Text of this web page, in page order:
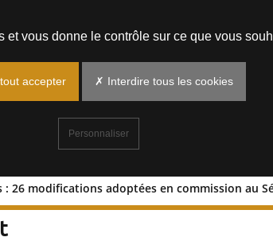
26 modifications adoptées en commission au
logements : 26
et vous donne le contrôle sur ce que vous
accepter ✗ Interdire tous les cookies
Personnaliser